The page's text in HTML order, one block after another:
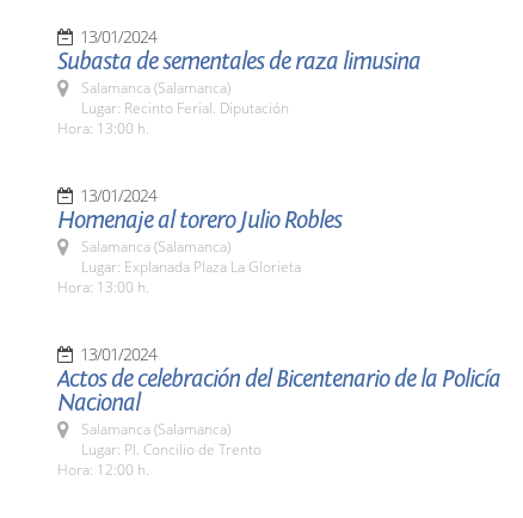
13/01/2024
Subasta de sementales de raza limusina
Salamanca (Salamanca)
Lugar: Recinto Ferial. Diputación
Hora: 13:00 h.
13/01/2024
Homenaje al torero Julio Robles
Salamanca (Salamanca)
Lugar: Explanada Plaza La Glorieta
Hora: 13:00 h.
13/01/2024
Actos de celebración del Bicentenario de la Policía
Nacional
Salamanca (Salamanca)
Lugar: Pl. Concilio de Trento
Hora: 12:00 h.